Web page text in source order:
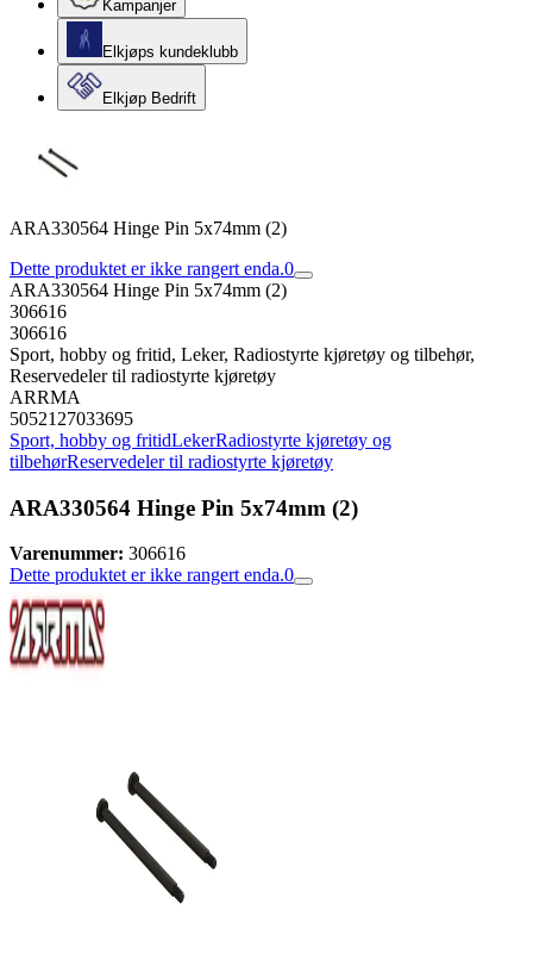
Kampanjer
Elkjøps kundeklubb
Elkjøp Bedrift
ARA330564 Hinge Pin 5x74mm (2)
Dette produktet er ikke rangert enda.0
ARA330564 Hinge Pin 5x74mm (2)
306616
306616
Sport, hobby og fritid, Leker, Radiostyrte kjøretøy og tilbehør,
Reservedeler til radiostyrte kjøretøy
ARRMA
5052127033695
Sport, hobby og fritidLekerRadiostyrte kjøretøy og
tilbehørReservedeler til radiostyrte kjøretøy
ARA330564 Hinge Pin 5x74mm (2)
Varenummer: 306616
Dette produktet er ikke rangert enda.0